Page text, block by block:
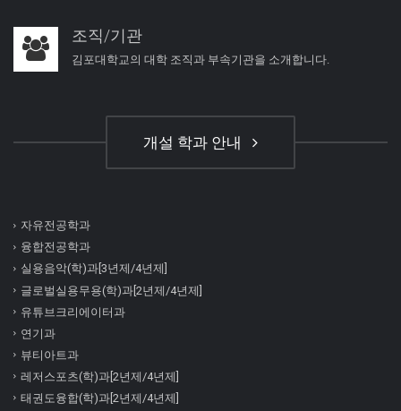
조직/기관
김포대학교의 대학 조직과 부속기관을 소개합니다.
개설 학과 안내
자유전공학과
융합전공학과
실용음악(학)과[3년제/4년제]
글로벌실용무용(학)과[2년제/4년제]
유튜브크리에이터과
연기과
뷰티아트과
레저스포츠(학)과[2년제/4년제]
태권도융합(학)과[2년제/4년제]